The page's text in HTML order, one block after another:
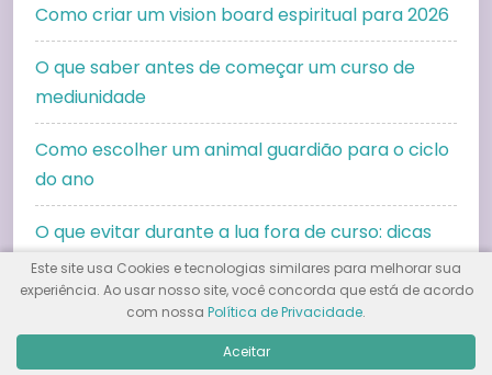
Como criar um vision board espiritual para 2026
O que saber antes de começar um curso de
mediunidade
Como escolher um animal guardião para o ciclo
do ano
O que evitar durante a lua fora de curso: dicas
úteis
Este site usa Cookies e tecnologias similares para melhorar sua
experiência. Ao usar nosso site, você concorda que está de acordo
com nossa Política de Privacidade.
Aceitar